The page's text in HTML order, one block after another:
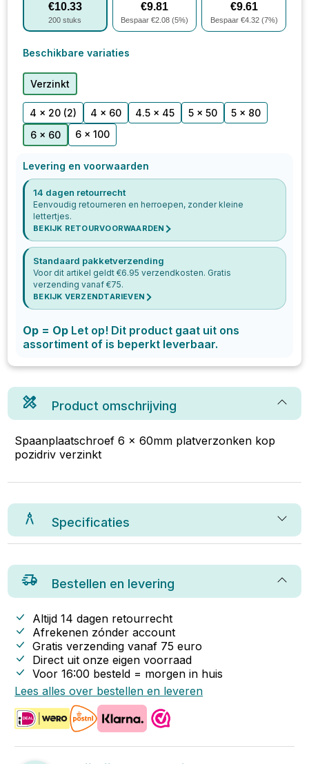
€10.33
200 stuks
€9.81
Bespaar €2.08 (5%)
€9.61
Bespaar €4.32(7%)
Beschikbare variaties
Verzinkt
4 x 20 (2) 4 x 60 4.5 x 45 5 x 50
5 x 80
6 x 60
6 x 100
Levering en voorwaarden
14 dagen retourrecht
Eenvoudig retourneren en herroepen, zonder kleine
lettertjes.
BEKIJK RETOURVOORWAARDEN
Standaard pakketverzending
Voor dit artikel geldt €6.95 verzendkosten. Gratis
verzending vanaf €75.
BEKIJK VERZENDTARIEVEN
Op = Op Let op! Dit product gaat uit ons
assortiment of is beperkt leverbaar.
Product omschrijving
Spaanplaatschroef 6 x 60mm platverzonken kop
pozidriv verzinkt
Specificaties
Bestellen en levering
Altijd 14 dagen retourrecht
Afrekenen zónder account
Gratis verzending vanaf 75 euro
Direct uit onze eigen voorraad
Voor 16:00 besteld = morgen in huis
Lees alles over bestellen en leveren